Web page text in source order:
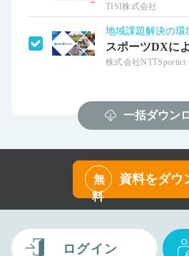
TISI株式会社
地域課題解決の環
株式会社NTTSportict
一括ダウン
無
料
資料をダウ
ログイン